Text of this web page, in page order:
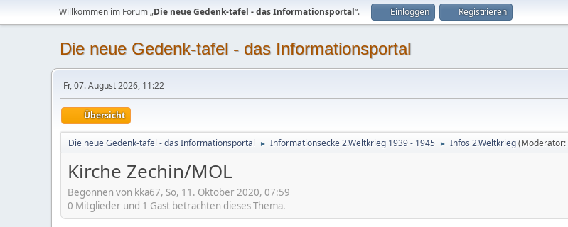
Willkommen im Forum „Die neue Gedenk-tafel - das Informationsportal“. Einloggen Registrieren
Die neue Gedenk-tafel - das Informationsportal
Fr, 07. August 2026, 11:22
Übersicht
Die neue Gedenk-tafel - das Informationsportal ► Informationsecke 2.Weltkrieg 1939 - 1945 ► Infos 2.Weltkrieg(Moderator:
Kirche Zechin/MOL
Begonnen von kka67, So, 11. Oktober 2020, 07:59
0 Mitglieder und 1 Gast betrachten dieses Thema.